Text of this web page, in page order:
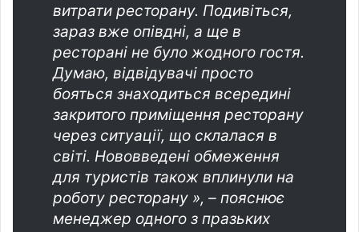
витрати ресторану. Подивіться,
зараз вже опівдні, а ще в
ресторані не було жодного гостя.
Думаю, відвідувачі просто
бояться знаходиться всередині
закритого приміщення ресторану
через ситуації, що склалася в
світі. Нововведені обмеження
для туристів також вплинули на
роботу ресторану », – пояснює
менеджер одного з празьких